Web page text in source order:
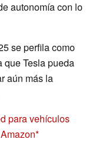
autonomía con lo
se perfila como
que Tesla pueda
aún más la
para vehículos